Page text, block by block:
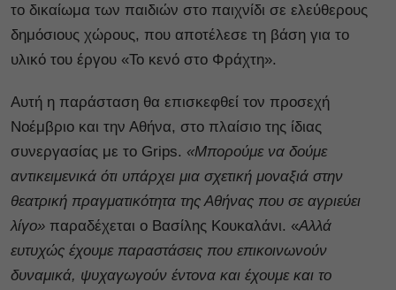
το δικαίωμα των παιδιών στο παιχνίδι σε ελεύθερους
δημόσιους χώρους, που αποτέλεσε τη βάση για το
υλικό του έργου «Το κενό στο Φράχτη».
Αυτή η παράσταση θα επισκεφθεί τον προσεχή
Νοέμβριο και την Αθήνα, στο πλαίσιο της ίδιας
συνεργασίας με το Grips. «Μπορούμε να δούμε
αντικειμενικά ότι υπάρχει μια σχετική μοναξιά στην
θεατρική πραγματικότητα της Αθήνας που σε αγριεύει
λίγο» παραδέχεται ο Βασίλης Κουκαλάνι. «Αλλά
ευτυχώς έχουμε παραστάσεις που επικοινωνούν
δυναμικά, ψυχαγωγούν έντονα και έχουμε και το